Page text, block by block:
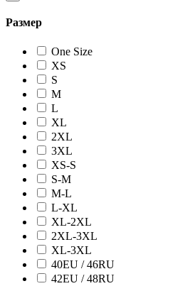
Размер
One Size
XS
S
M
L
XL
2XL
3XL
XS-S
S-M
M-L
L-XL
XL-2XL
2XL-3XL
XL-3XL
40EU / 46RU
42EU / 48RU